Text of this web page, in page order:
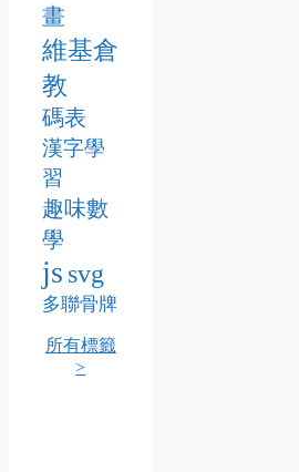
畫
維基倉
教
碼表
漢字學
習
趣味數
學
js svg
多聯骨牌
所有標籤
>